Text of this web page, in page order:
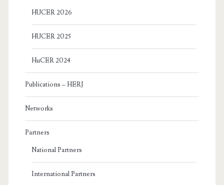
HUCER 2026
HUCER 2025
HuCER 2024
Publications – HERJ
Networks
Partners
National Partners
International Partners